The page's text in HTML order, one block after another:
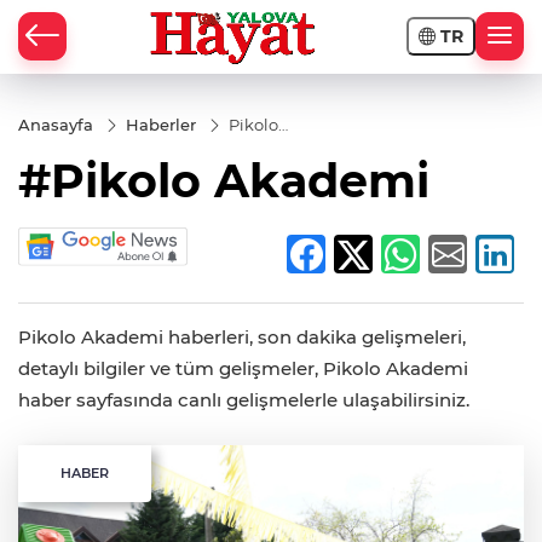
TR
Anasayfa Haberler
Pikolo
#Pikolo Akademi
Pikolo Akademi haberleri, son dakika gelişmeleri,
detaylı bilgiler ve tüm gelişmeler, Pikolo Akademi
haber sayfasında canlı gelişmelerle ulaşabilirsiniz.
HABER